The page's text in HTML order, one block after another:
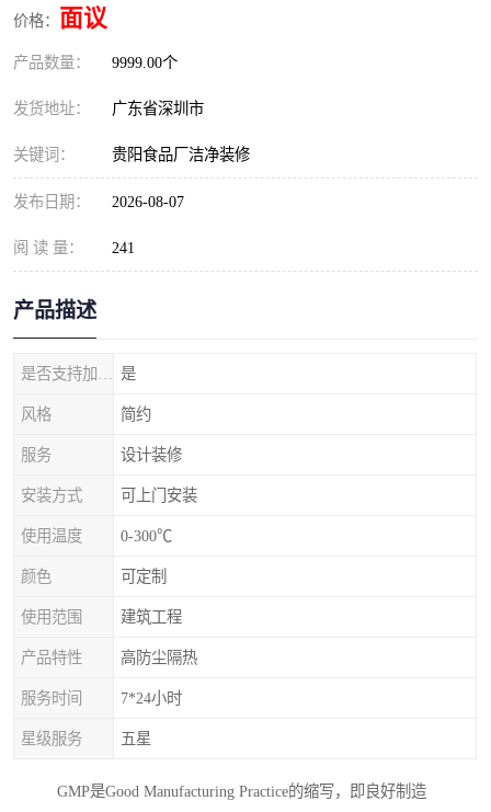
价格： 面议
产品数量： 9999.00个
发货地址： 广东省深圳市
关键词： 贵阳食品厂洁净装修
发布日期： 2026-08-07
阅 读 量： 241
产品描述
是
风格 简约
服务 设计装修
安装方式 可上门安装
使用温度 0-300℃
颜色 可定制
使用范围 建筑工程
产品特性 高防尘隔热
服务时间 7*24小时
星级服务 五星
GMP是Good Manufacturing Practice的缩写，即良好制造